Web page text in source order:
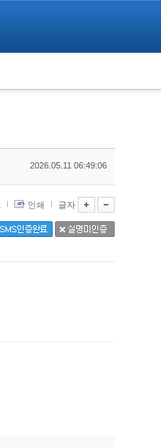
2026.05.11 06:49:06
인쇄 글자